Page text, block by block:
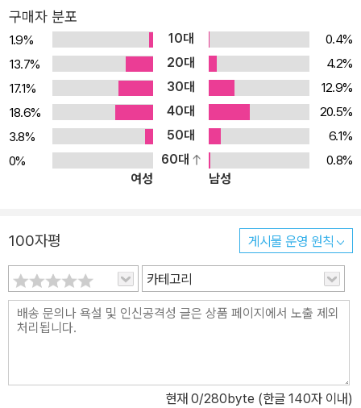
구매자 분포
1.9% 10대
0.4%
13.7%
20대
4.2%
17.1%
30대
12.9%
18.6%
40대
20.5%
3.8%
50대
6.1%
0%
60대
0.8%
여성
남성
100자평 게시물 운영 원칙
카테고리
현재 0/280byte (한글 140자 이내)